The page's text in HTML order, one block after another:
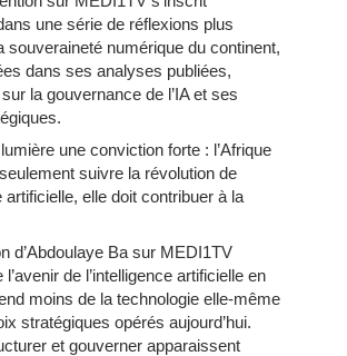
une série de réflexions plus
souveraineté numérique du continent,
dans ses analyses publiées,
la gouvernance de l’IA et ses
une conviction forte : l’Afrique
suivre la révolution de
artificielle, elle doit contribuer à la
d’Abdoulaye Ba sur MEDI1TV
l’avenir de l’intelligence artificielle en
moins de la technologie elle-même
stratégiques opérés aujourd’hui.
et gouverner apparaissent